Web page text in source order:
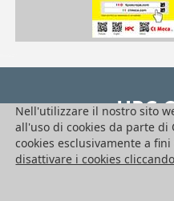
HPC
Ufficio di
Nell'utilizzare il nostro sito
all'uso di cookies da parte di
cookies esclusivamente a
disattivare i cookies